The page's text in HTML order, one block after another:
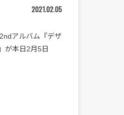
2021.02.05
アルバム『デザ
が本日2月5日